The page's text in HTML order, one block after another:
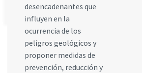
desencadenantes que
influyen en la
ocurrencia de los
peligros geológicos y
proponer medidas de
prevención, reducción y